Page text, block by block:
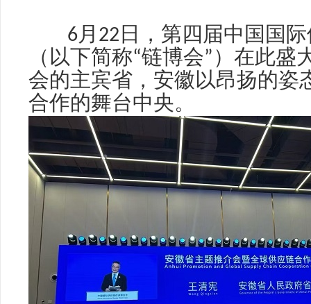
6月 22 日，第四届中国国
（以下简称“链博会” ）在此盛
会的主宾省，安徽以昂扬的姿
合作的舞台中央。